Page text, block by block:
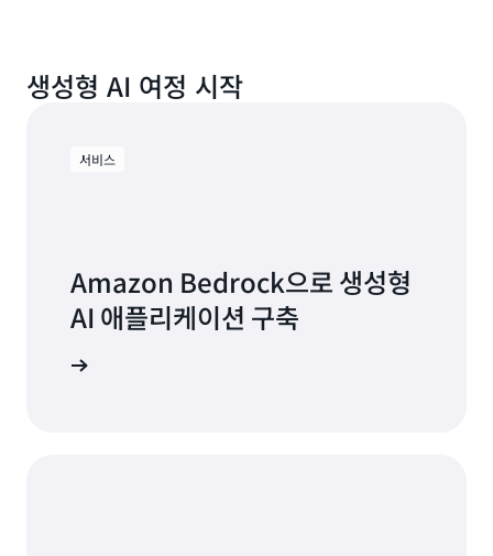
생성형 AI 여정 시작
서비스
Amazon Bedrock으로 생성형
AI 애플리케이션 구축